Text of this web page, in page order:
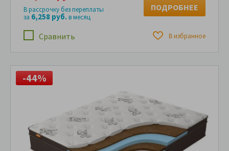
Сравнить В избранное
В рассрочку без переплаты
за 6,258 руб.в месяц
ПОДРОБНЕЕ
-44%